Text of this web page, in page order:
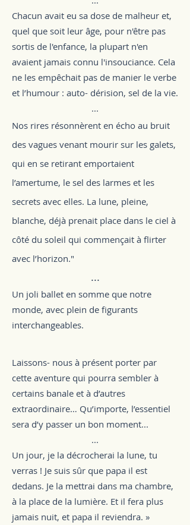
Chacun avait eu sa dose de malheur et,
quel que soit leur âge, pour n'être pas
sortis de l'enfance, la plupart n'en
avaient jamais connu l'insouciance. Cela
ne les empêchait pas de manier le verbe
et l’humour : auto- dérision, sel de la vie.
...
Nos rires résonnèrent en écho au bruit
des vagues venant mourir sur les galets,
qui en se retirant emportaient
l’amertume, le sel des larmes et les
secrets avec elles. La lune, pleine,
blanche, déjà prenait place dans le ciel à
côté du soleil qui commençait à flirter
avec l’horizon."
..​.
Un joli ballet en somme que notre
monde, avec plein de figurants
interchangeables.
Laissons- nous à présent porter par
cette aventure qui pourra sembler à
certains banale et à d’autres
extraordinaire… Qu’importe, l’essentiel
sera d’y passer un bon moment...
...
Un jour, je la décrocherai la lune, tu
verras ! Je suis sûr que papa il est
dedans. Je la mettrai dans ma chambre,
à la place de la lumière. Et il fera plus
jamais nuit, et papa il reviendra. »